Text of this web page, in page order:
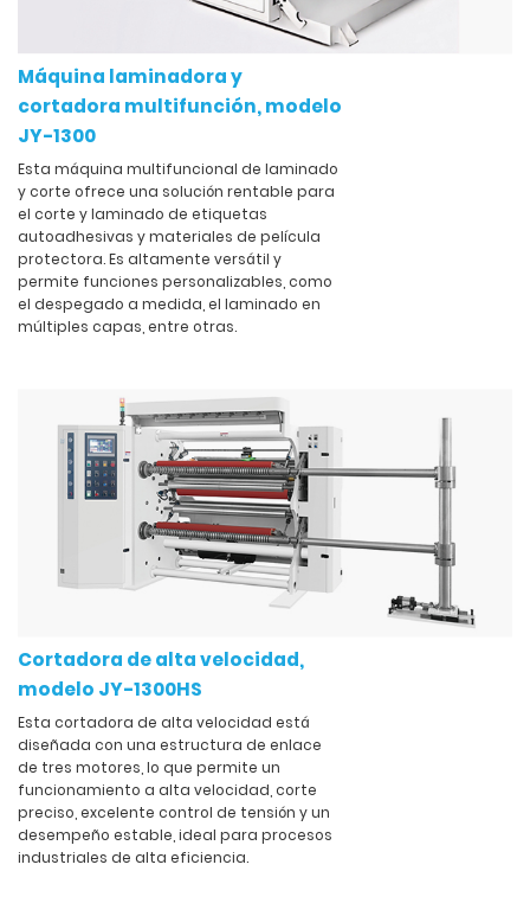
Máquina laminadora y
cortadora multifunción, modelo
JY-1300
Esta máquina multifuncional de laminado
y corte ofrece una solución rentable para
el corte y laminado de etiquetas
autoadhesivas y materiales de película
protectora. Es altamente versátil y
permite funciones personalizables, como
el despegado a medida, el laminado en
múltiples capas, entre otras.
Cortadora de alta velocidad,
modelo JY-1300HS
Esta cortadora de alta velocidad está
diseñada con una estructura de enlace
de tres motores, lo que permite un
funcionamiento a alta velocidad, corte
preciso, excelente control de tensión y un
desempeño estable, ideal para procesos
industriales de alta eficiencia.